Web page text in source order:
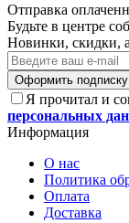
Отправка
Будьте в центре
Новинки, скидки,
Оформить подписку
Я прочитал и
персональных
Информация
О нас
Политика
Оплата
Доставка